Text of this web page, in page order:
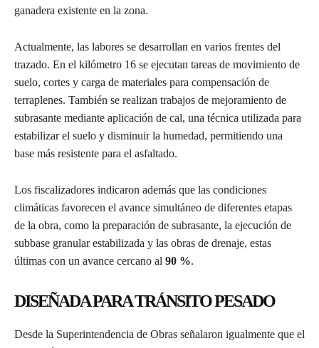
ganadera existente en la zona.
Actualmente, las labores se desarrollan en varios frentes del
trazado. En el kilómetro 16 se ejecutan tareas de movimiento de
suelo, cortes y carga de materiales para compensación de
terraplenes. También se realizan trabajos de mejoramiento de
subrasante mediante aplicación de cal, una técnica utilizada para
estabilizar el suelo y disminuir la humedad, permitiendo una
base más resistente para el asfaltado.
Los fiscalizadores indicaron además que las condiciones
climáticas favorecen el avance simultáneo de diferentes etapas
de la obra, como la preparación de subrasante, la ejecución de
subbase granular estabilizada y las obras de drenaje, estas
últimas con un avance cercano al 90 %.
DISEÑADA PARA TRÁNSITO PESADO
Desde la Superintendencia de Obras señalaron igualmente que el